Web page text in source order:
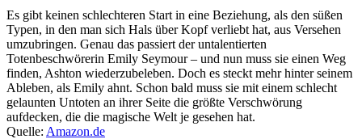
Es gibt keinen schlechteren Start in eine Beziehung, als den süßen
Typen, in den man sich Hals über Kopf verliebt hat, aus Versehen
umzubringen. Genau das passiert der untalentierten
Totenbeschwörerin Emily Seymour – und nun muss sie einen Weg
finden, Ashton wiederzubeleben. Doch es steckt mehr hinter seinem
Ableben, als Emily ahnt. Schon bald muss sie mit einem schlecht
gelaunten Untoten an ihrer Seite die größte Verschwörung
aufdecken, die die magische Welt je gesehen hat.
Quelle: Amazon.de